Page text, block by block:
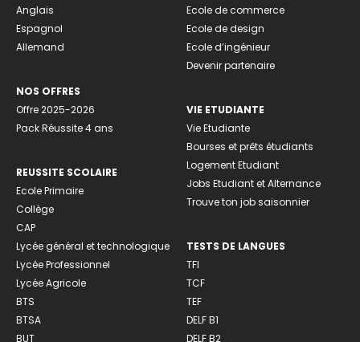
Anglais
Espagnol
Allemand
NOS OFFRES
Offre 2025-2026
Pack Réussite 4 ans
REUSSITE SCOLAIRE
Ecole Primaire
Collège
CAP
Lycée général et technologique
Lycée Professionnel
Lycée Agricole
BTS
BTSA
BUT
Ecole de commerce
Ecole de design
Ecole d’ingénieur
Devenir partenaire
VIE ETUDIANTE
Vie Etudiante
Bourses et prêts étudiants
Logement Etudiant
Jobs Etudiant et Alternance
Trouve ton job saisonnier
TESTS DE LANGUES
TFI
TCF
TEF
DELF B1
DELF B2